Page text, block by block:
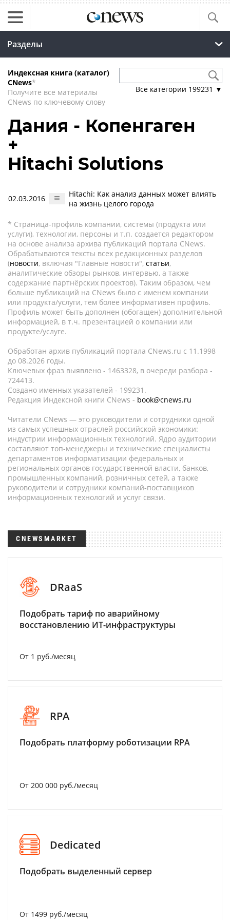
Разделы
Индексная книга (каталог)
CNews*
Получите все материалы
CNews по ключевому слову
Все категории 199231 ▼
Дания - Копенгаген
+
Hitachi Solutions
02.03.2016
Hitachi: Как анализ данных может влиять
на жизнь целого города
* Страница-профиль компании, системы (продукта или
услуги), технологии, персоны и т.п. создается редактором
на основе анализа архива публикаций портала CNews.
Обрабатываются тексты всех редакционных разделов
(новости, включая "Главные новости", статьи,
аналитические обзоры рынков, интервью, а также
содержание партнёрских проектов). Таким образом, чем
больше публикаций на CNews было с именем компании
или продукта/услуги, тем более информативен профиль.
Профиль может быть дополнен (обогащен) дополнительной
информацией, в т.ч. презентацией о компании или
продукте/услуге.
Обработан архив публикаций портала CNews.ru c 11.1998
до 08.2026 годы.
Ключевых фраз выявлено - 1463328, в очереди разбора -
724413.
Создано именных указателей - 199231.
Редакция Индексной книги CNews - book@cnews.ru
Читатели CNews — это руководители и сотрудники одной
из самых успешных отраслей российской экономики:
индустрии информационных технологий. Ядро аудитории
составляют топ-менеджеры и технические специалисты
департаментов информатизации федеральных и
региональных органов государственной власти, банков,
промышленных компаний, розничных сетей, а также
руководители и сотрудники компаний-поставщиков
информационных технологий и услуг связи.
CNEWSMARKET
DRaaS
Подобрать тариф по аварийному
восстановлению ИТ-инфраструктуры
От 1 руб./месяц
RPA
Подобрать платформу роботизации RPA
От 200 000 руб./месяц
Dedicated
Подобрать выделенный сервер
От 1499 руб./месяц